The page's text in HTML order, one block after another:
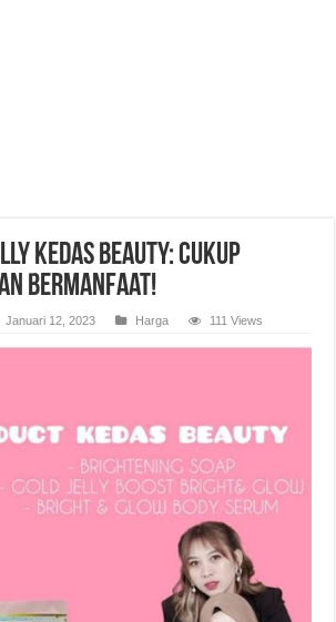
Kedas Beauty: Cukup
Bermanfaat!
Januari 12, 2023 Harga 111 Views